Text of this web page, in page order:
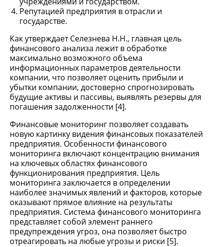
Репутацией предприятия в отрасли и
государстве.
Как утверждает Селезнева Н.Н., главная цель
финансового анализа лежит в обработке
максимально возможного объема
информационных параметров деятельности
компании, что позволяет оценить прибыли и
убытки компании, достоверно спрогнозировать
будущие активы и пассивы, выявлять резервы для
погашения задолженности [4].
Финансовые мониторинг позволяет создавать
новую картинку видения финансовых показателей
предприятия. Особенности финансового
мониторинга включают концентрацию внимания
на ключевых областях финансового
функционирования предприятия. Цель
мониторинга заключается в определении
наиболее значимых явлений и факторов, которые
оказывают прямое влияние на результаты
предприятия. Система финансового мониторинга
представляет собой элемент раннего
предупреждения угроз, она позволяет быстро
отреагировать на любые угрозы и риски [5].